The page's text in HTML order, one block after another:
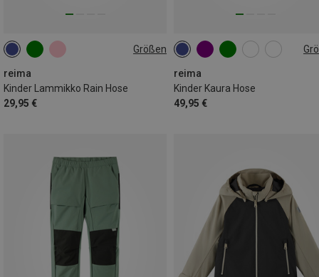
Größen
reima
Kinder Lammikko Rain Hose
29,95 €
reima
Kinder Kaura Hose
49,95 €